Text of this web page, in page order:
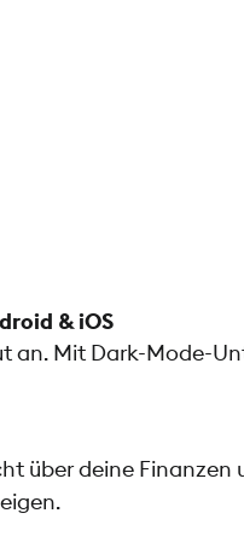
& iOS
an. Mit Dark-Mode-
über deine Finanzen